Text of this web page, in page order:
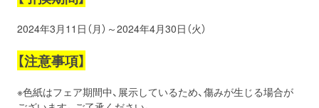
2024年3月11日（月）～2024年4月30日（火）
【注意事項】
※色紙はフェア期間中、展示しているため、傷みが生じる場合が